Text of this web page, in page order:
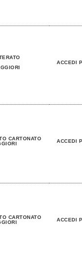
ACCEDI
CARTONATO
ACCEDI
CARTONATO
ACCEDI